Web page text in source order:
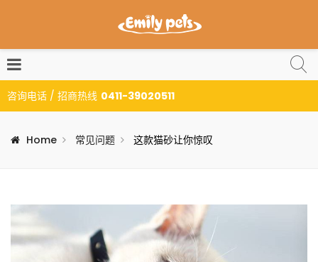
咨询电话 / 招商热线 0411-39020511
Home 常见问题 这款猫砂让你惊叹